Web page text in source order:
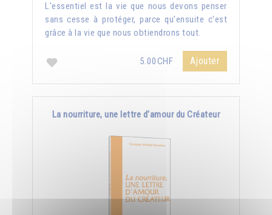
L'essentiel est la vie que nous devons penser
sans cesse à protéger, parce qu'ensuite c'est
grâce à la vie que nous obtiendrons tout.
5.00CHF Ajouter
La nourriture, une lettre d'amour du Créateur